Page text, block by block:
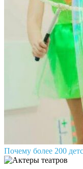
Почему более 200